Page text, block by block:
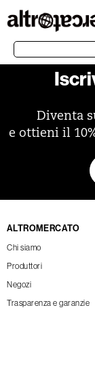
Diventa
e ottieni il
ALTROMERCATO
Chi siamo
Produttori
Negozi
Trasparenza e garanzie